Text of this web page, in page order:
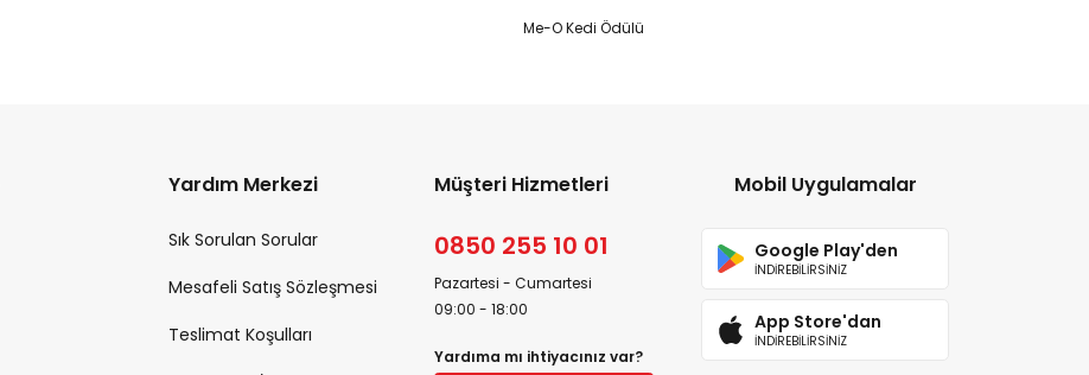
Me-O Kedi Ödülü
Yardım Merkezi
Sık Sorulan Sorular
Mesafeli Satış Sözleşmesi
Teslimat Koşulları
Müşteri Hizmetleri
0850 255 10 01
Pazartesi - Cumartesi
09:00 - 18:00
Yardıma mı ihtiyacınız var?
Mobil Uygulamalar
Google Play'den
İNDİREBİLİRSİNİZ
App Store'dan
İNDİREBİLİRSİNİZ